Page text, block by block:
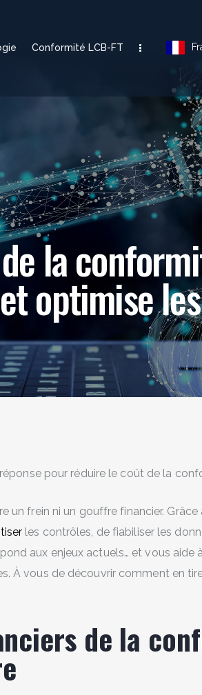
Conformité LCB-FT
la
optimise
pour réduire le coût de la
un frein ni un gouffre financier. Grâce
les contrôles, de fiabiliser les
aux enjeux actuels… et vous aide
À vous de découvrir comment en
de la